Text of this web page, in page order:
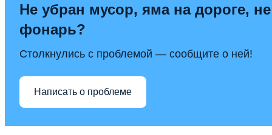
Не убран мусор, яма на дороге,
фонарь?
Столкнулись с проблемой — сообщите о ней!
Написать о проблеме